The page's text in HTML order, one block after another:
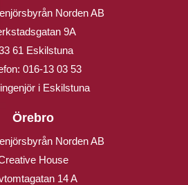
Norden AB
9A
61 Eskilstuna
016-13 03 53
i Eskilstuna
Örebro
Norden AB
House
14 A